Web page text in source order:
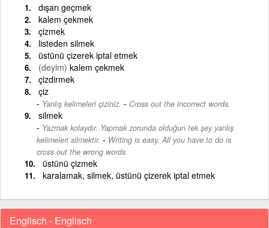
dışarı geçmek
kalem çekmek
çizmek
listeden silmek
üstünü çizerek iptal etmek
(deyim) kalem çekmek
çizdirmek
çiz
Yanlış kelimeleri çiziniz. - Cross out the incorrect words.
silmek
Yazmak kolaydır. Yapmak zorunda olduğun tek şey yanlış
kelimeleri silmektir. - Writing is easy. All you have to do is
cross out the wrong words.
üstünü çizmek
karalamak, silmek, üstünü çizerek iptal etmek
Englisch - Englisch